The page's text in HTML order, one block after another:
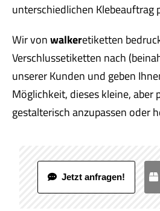
unterschiedlichen Klebeauftrag
Wir vonwalkeretiketten
Verschlussetiketten nach
unserer Kunden und geben
Möglichkeit, dieses kleine,
gestalterisch anzupassen oder
Jetzt anfragen!